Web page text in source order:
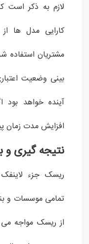
لازم به ذکر است
کارایی مدل ها
مشتریان استفاده
بینی وضعیت
آینده خواهد
افزایش مدت
نتیجه گیری
ریسک جزء
تمامی موسسات و
از ریسک مواجه